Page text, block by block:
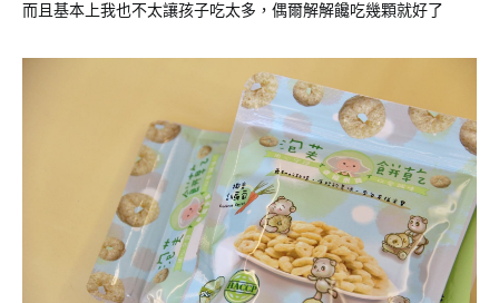
而且基本上我也不太讓孩子吃太多，偶爾解解饞吃幾顆就好了